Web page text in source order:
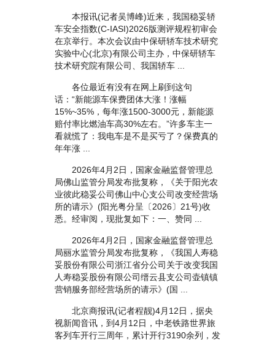
本报讯(记者吴博峰)近来，我国稳妥轿
车安全指数(C-IASI)2026版测评规程初审会
在京举行。本次会议由中保研轿车技术研究
实验中心(北京)有限公司主办，中保研轿车
技术研究院有限公司、我国轿车 ...
各位最近有没有在网上刷到这句
话：“新能源车保费团体大涨！涨幅
15%~35%，每年涨1500-3000元，新能源
赔付率比燃油车高30%左右。”许多车主一
看就慌了：我电车是不是买亏了？保费真的
年年涨 ...
2026年4月2日，国家金融监督管理总
局佛山监管分局发布批复称，《关于阳光农
业彼此稳妥公司佛山中心支公司改变经营场
所的请示》(阳光粤分呈〔2026〕21号)收
悉。经审阅，现批复如下：一、赞同 ...
2026年4月2日，国家金融监督管理总
局丽水监管分局发布批复称，《我国人寿稳
妥股份有限公司浙江省分公司关于改变我国
人寿稳妥股份有限公司缙云县支公司壶镇镇
营销服务部经营场所的请示》(国 ...
北京商报讯(记者程靓)4月12日，据央
视新闻音讯，到4月12日，中老铁路世界旅
客列车开行三周年，累计开行3190余列，发